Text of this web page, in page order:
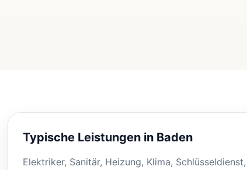
Typische Leistungen in Baden
Elektriker, Sanitär, Heizung, Klima, Schlüsseldienst,